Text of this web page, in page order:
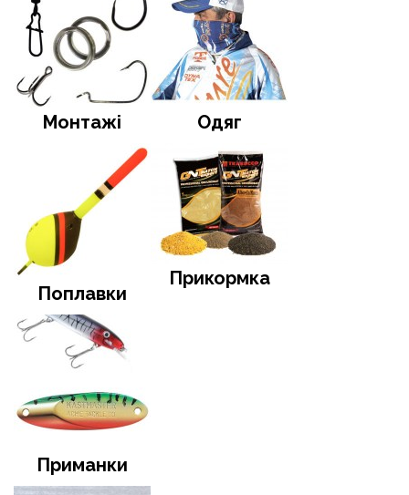
Монтажі Одяг
Поплавки
Прикормка
Приманки